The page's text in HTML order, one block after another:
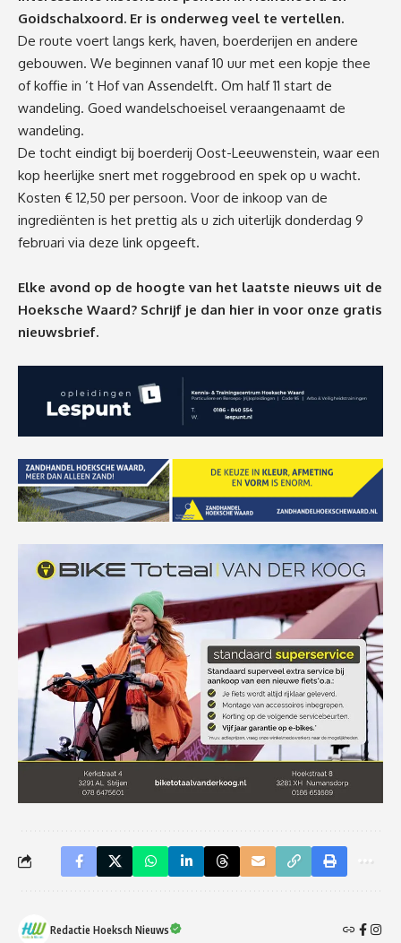
Goidschalxoord. Er is onderweg veel te vertellen.
De route voert langs kerk, haven, boerderijen en andere
gebouwen. We beginnen vanaf 10 uur met een kopje thee
of koffie in ’t Hof van Assendelft. Om half 11 start de
wandeling. Goed wandelschoeisel veraangenaamt de
wandeling.
De tocht eindigt bij boerderij Oost-Leeuwenstein, waar een
kop heerlijke snert met roggebrood en spek op u wacht.
Kosten € 12,50 per persoon. Voor de inkoop van de
ingrediënten is het prettig als u zich uiterlijk donderdag 9
februari via deze link opgeeft.
Elke avond op de hoogte van het laatste nieuws uit de
Hoeksche Waard? Schrijf je dan hier in voor onze gratis
nieuwsbrief.
Redactie Hoeksch Nieuws